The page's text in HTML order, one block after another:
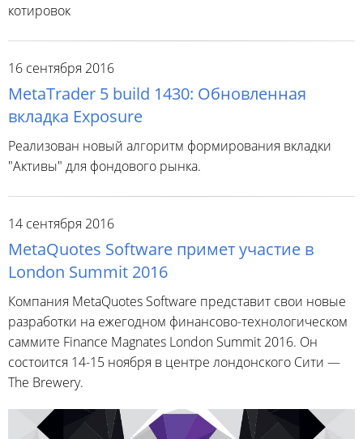
котировок
16 сентября 2016
MetaTrader 5 build 1430: Обновленная
вкладка Exposure
Реализован новый алгоритм формирования вкладки
"Активы" для фондового рынка.
14 сентября 2016
MetaQuotes Software примет участие в
London Summit 2016
Компания MetaQuotes Software представит свои новые
разработки на ежегодном финансово-технологическом
саммите Finance Magnates London Summit 2016. Он
состоится 14-15 ноября в центре лондонского Сити —
The Brewery.